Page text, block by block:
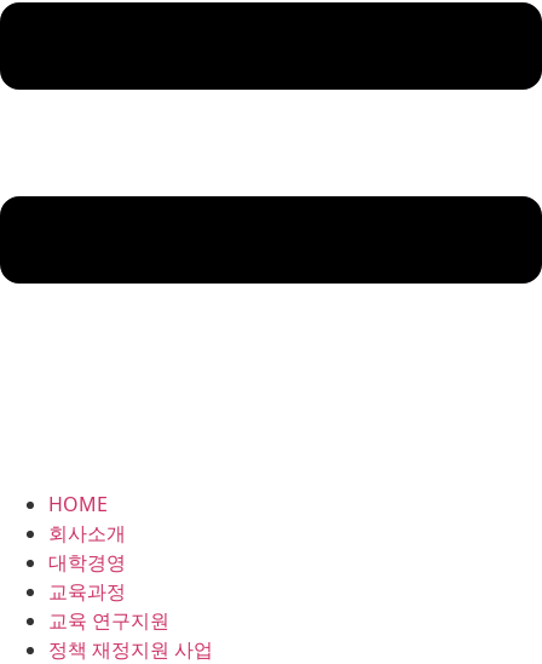
HOME
회사소개
대학경영
교육과정
교육 연구지원
정책 재정지원 사업